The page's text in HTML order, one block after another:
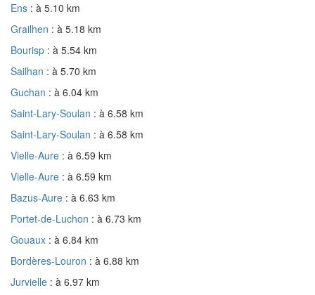
Ens : à 5.10 km
Grailhen : à 5.18 km
Bourisp : à 5.54 km
Sailhan : à 5.70 km
Guchan : à 6.04 km
Saint-Lary-Soulan : à 6.58 km
Saint-Lary-Soulan : à 6.58 km
Vielle-Aure : à 6.59 km
Vielle-Aure : à 6.59 km
Bazus-Aure : à 6.63 km
Portet-de-Luchon : à 6.73 km
Gouaux : à 6.84 km
Bordères-Louron : à 6.88 km
Jurvielle : à 6.97 km